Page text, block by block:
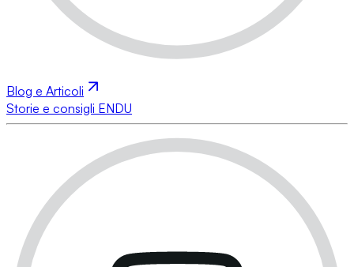
Blog e Articoli
Storie e consigli ENDU